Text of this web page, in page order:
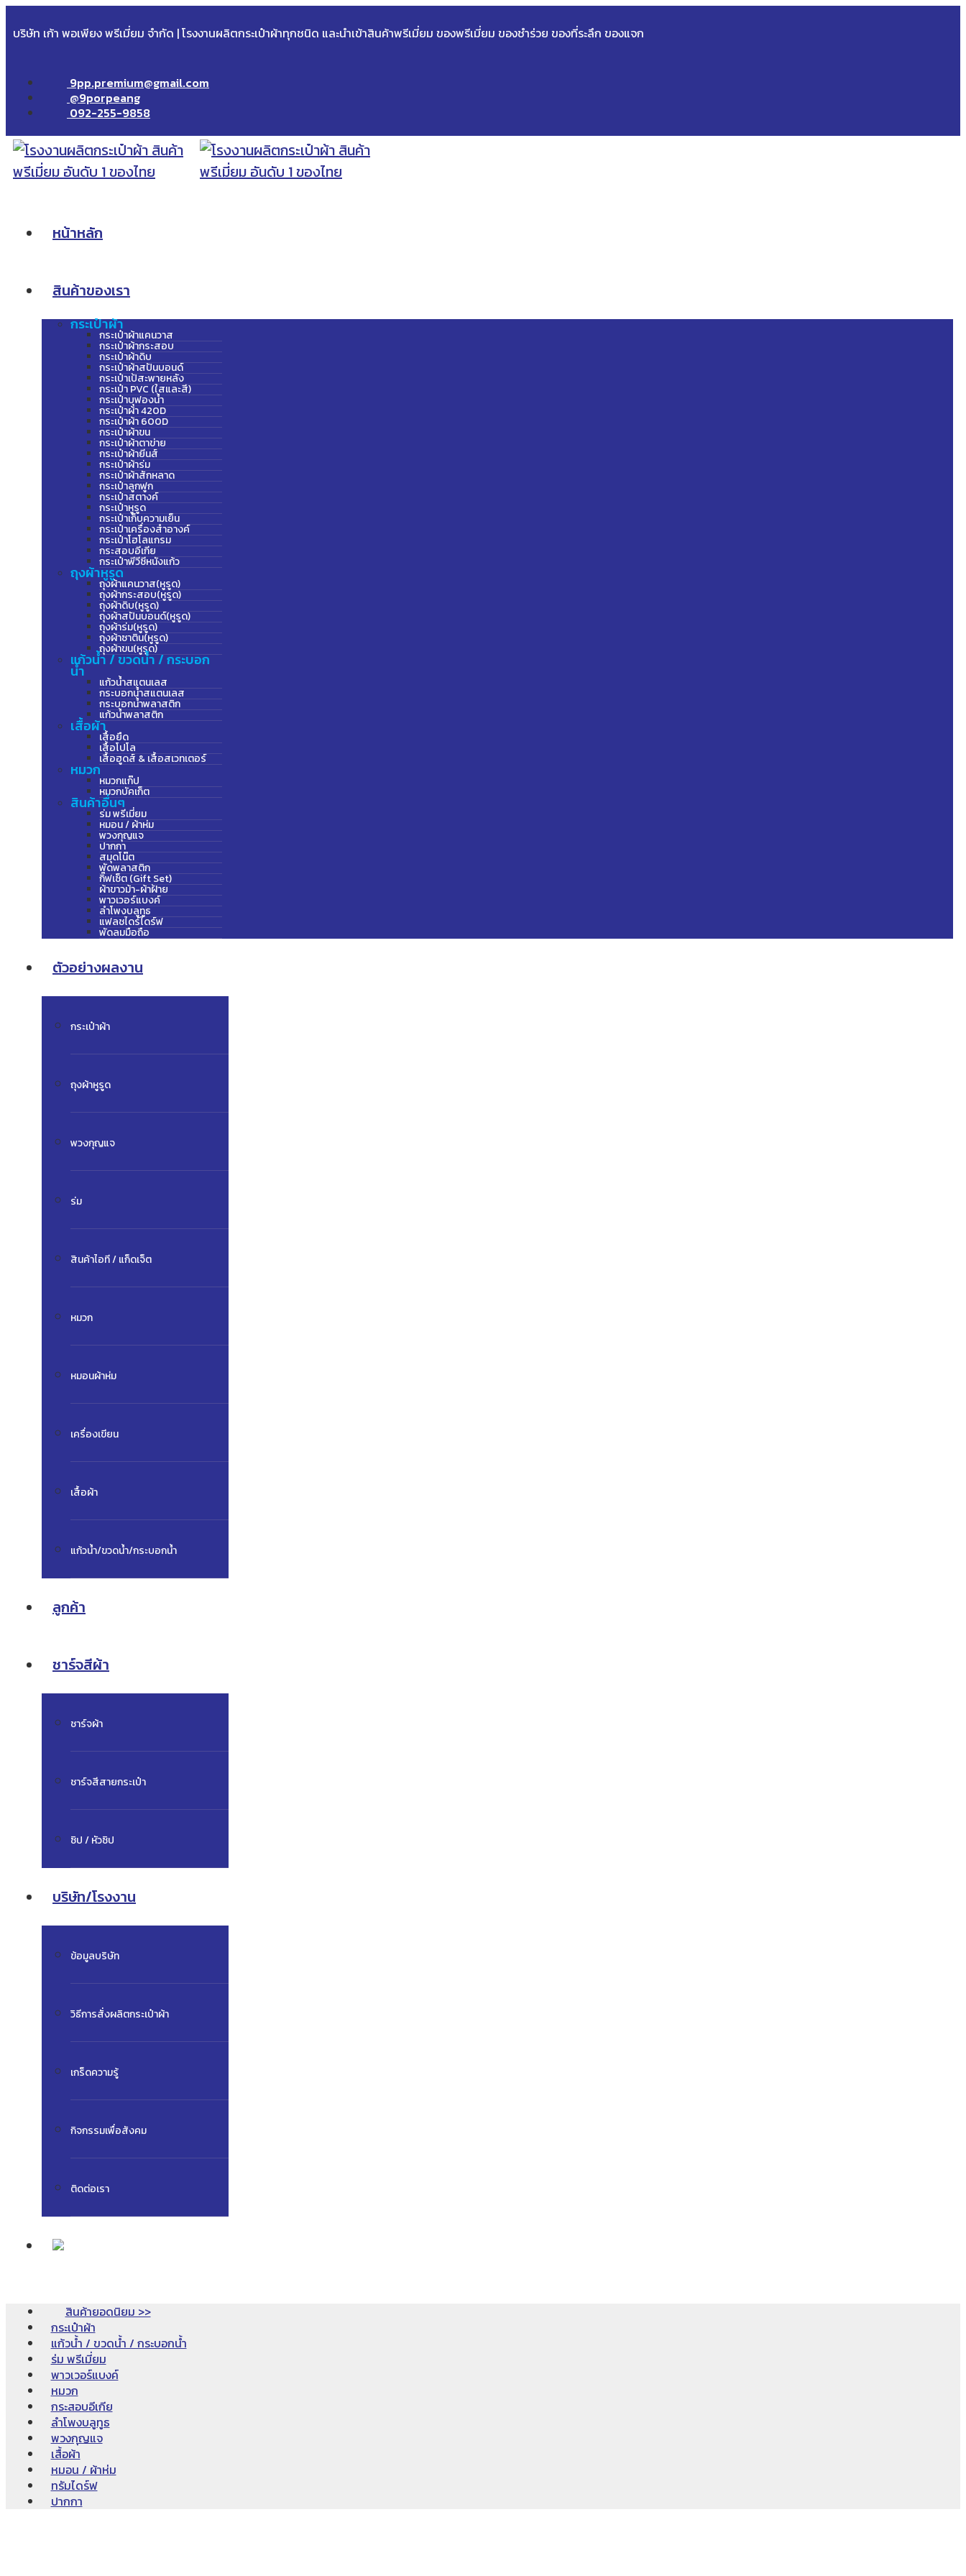
บริษัท เก้า พอเพียง พรีเมี่ยม จำกัด | โรงงานผลิตกระเป๋าผ้าทุกชนิด และนำเข้าสินค้าพรีเมี่ยม ของพรีเมี่ยม ของชำร่วย ของที่ระลึก ของแจก
9pp.premium@gmail.com
@9porpeang
092-255-9858
หน้าหลัก
สินค้าของเรา
กระเป๋าผ้า
กระเป๋าผ้าแคนวาส
กระเป๋าผ้ากระสอบ
กระเป๋าผ้าดิบ
กระเป๋าผ้าสปันบอนด์
กระเป๋าเป้สะพายหลัง
กระเป๋า PVC (ใสและสี)
กระเป๋าบุฟองน้ำ
กระเป๋าผ้า 420D
กระเป๋าผ้า 600D
กระเป๋าผ้าขน
กระเป๋าผ้าตาข่าย
กระเป๋าผ้ายีนส์
กระเป๋าผ้าร่ม
กระเป๋าผ้าสักหลาด
กระเป๋าลูกฟูก
กระเป๋าสตางค์
กระเป๋าหูรูด
กระเป๋าเก็บความเย็น
กระเป๋าเครื่องสำอางค์
กระเป๋าโฮโลแกรม
กระสอบอีเกีย
กระเป๋าพีวีซีหนังแก้ว
ถุงผ้าหูรูด
ถุงผ้าแคนวาส(หูรูด)
ถุงผ้ากระสอบ(หูรูด)
ถุงผ้าดิบ(หูรูด)
ถุงผ้าสปันบอนด์(หูรูด)
ถุงผ้าร่ม(หูรูด)
ถุงผ้าซาติน(หูรูด)
ถุงผ้าขน(หูรูด)
แก้วน้ำ / ขวดน้ำ / กระบอก
น้ำ
แก้วน้ำสแตนเลส
กระบอกน้ำสแตนเลส
กระบอกน้ำพลาสติก
แก้วน้ำพลาสติก
เสื้อผ้า
เสื้อยืด
เสื้อโปโล
เสื้อฮูดส์ & เสื้อสเวทเตอร์
หมวก
หมวกแก๊ป
หมวกบัคเก็ต
สินค้าอื่นๆ
ร่ม พรีเมี่ยม
หมอน / ผ้าห่ม
พวงกุญแจ
ปากกา
สมุดโน๊ต
พัดพลาสติก
กิ๊ฟเซ็ต (Gift Set)
ผ้าขาวม้า-ผ้าฝ้าย
พาวเวอร์แบงค์
ลำโพงบลูทูธ
แฟลชไดร์ไดร์ฟ
พัดลมมือถือ
ตัวอย่างผลงาน
กระเป๋าผ้า
ถุงผ้าหูรูด
พวงกุญแจ
ร่ม
สินค้าไอที / แก็ดเจ็ต
หมวก
หมอนผ้าห่ม
เครื่องเขียน
เสื้อผ้า
แก้วน้ำ/ขวดน้ำ/กระบอกน้ำ
ลูกค้า
ชาร์จสีผ้า
ชาร์จผ้า
ชาร์จสีสายกระเป๋า
ซิป / หัวซิป
บริษัท/โรงงาน
ข้อมูลบริษัท
วิธีการสั่งผลิตกระเป๋าผ้า
เกร็ดความรู้
กิจกรรมเพื่อสังคม
ติดต่อเรา
สินค้ายอดนิยม >>
กระเป๋าผ้า
แก้วน้ำ / ขวดน้ำ / กระบอกน้ำ
ร่ม พรีเมี่ยม
พาวเวอร์แบงค์
หมวก
กระสอบอีเกีย
ลำโพงบลูทูธ
พวงกุญแจ
เสื้อผ้า
หมอน / ผ้าห่ม
ทรัมไดร์ฟ
ปากกา